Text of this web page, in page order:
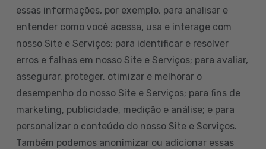
essas informações, por exemplo, para analisar e
entender como você acessa, usa e interage com
nosso Site e Serviços; para identificar e resolver
erros e falhas em nosso Site e Serviços; para avaliar,
assegurar, proteger, otimizar e melhorar o
desempenho do nosso Site e Serviços; para fins de
marketing, publicidade, medição e análise; e para
personalizar o conteúdo do nosso Site e Serviços.
Também podemos anonimizar ou adicionar essas